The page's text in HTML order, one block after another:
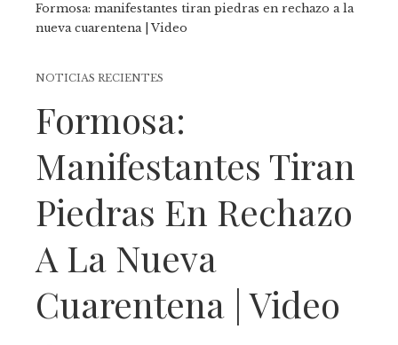
Formosa: manifestantes tiran piedras en rechazo a la
nueva cuarentena | Video
NOTICIAS RECIENTES
Formosa:
Manifestantes Tiran
Piedras En Rechazo
A La Nueva
Cuarentena | Video